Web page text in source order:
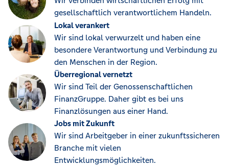
gesellschaftlich verantwortlichem Handeln.
Lokal verankert
Wir sind lokal verwurzelt und haben eine
besondere Verantwortung und Verbindung zu
den Menschen in der Region.
Überregional vernetzt
Wir sind Teil der Genossenschaftlichen
FinanzGruppe. Daher gibt es bei uns
Finanzlösungen aus einer Hand.
Jobs mit Zukunft
Wir sind Arbeitgeber in einer zukunftssicheren
Branche mit vielen
Entwicklungsmöglichkeiten.